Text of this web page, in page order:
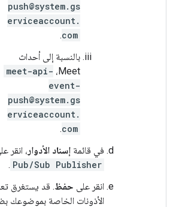
push@system.gs
erviceaccount.
com
.
بالنسبة إلى أحداث
Meet، meet-api-
event-
push@system.gs
erviceaccount.
com
.
في قائمة إسناد الأدوار ، انقر
Pub/Sub Publisher
.
انقر على حفظ. قد يستغرق
الأذونات الخاصة بموضوعك